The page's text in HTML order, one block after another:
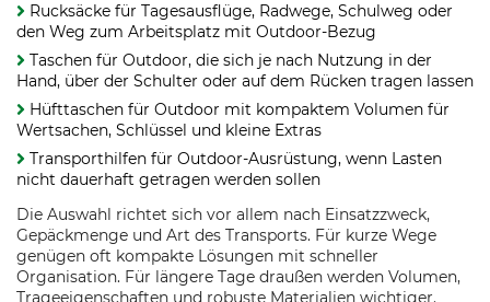
Rucksäcke für Tagesausflüge, Radwege, Schulweg oder
den Weg zum Arbeitsplatz mit Outdoor-Bezug
Taschen für Outdoor, die sich je nach Nutzung in der
Hand, über der Schulter oder auf dem Rücken tragen lassen
Hüfttaschen für Outdoor mit kompaktem Volumen für
Wertsachen, Schlüssel und kleine Extras
Transporthilfen für Outdoor-Ausrüstung, wenn Lasten
nicht dauerhaft getragen werden sollen
Die Auswahl richtet sich vor allem nach Einsatzzweck,
Gepäckmenge und Art des Transports. Für kurze Wege
genügen oft kompakte Lösungen mit schneller
Organisation. Für längere Tage draußen werden Volumen,
Trageeigenschaften und robuste Materialien wichtiger.